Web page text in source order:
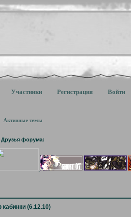
Участники Регистрация Войти
Активные темы
Друзья форума:
кабинки (6.12.10)